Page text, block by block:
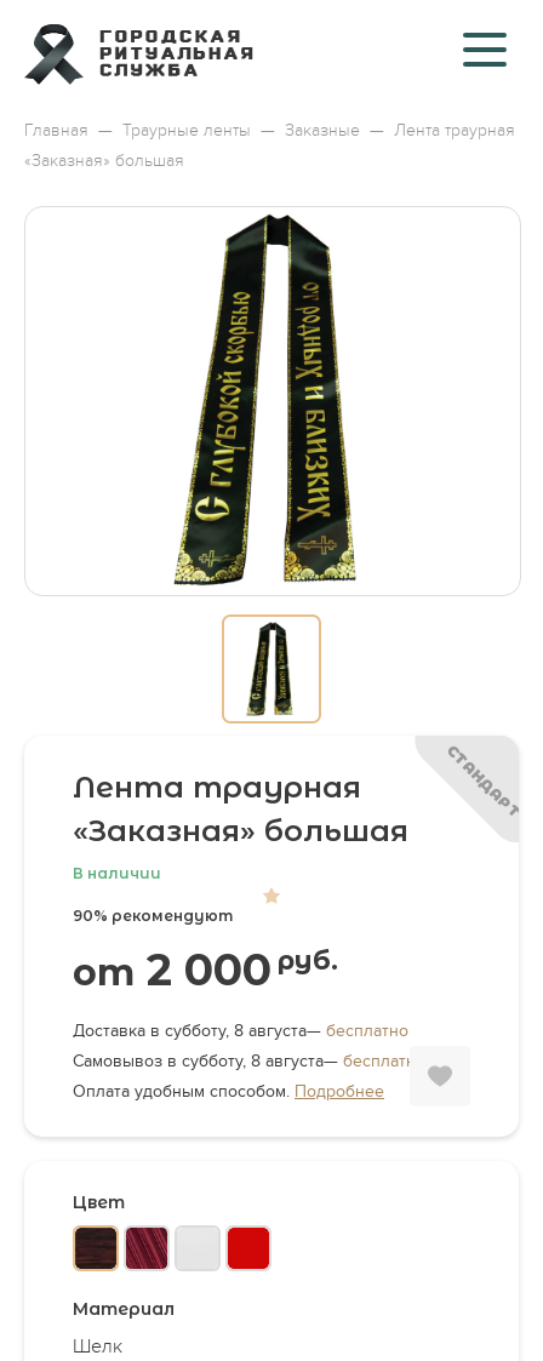
Главная — Траурные ленты — Заказные — Лента траурная
«Заказная» большая
СТАНДАРТ
Лента траурная
«Заказная» большая
В наличии
90% рекомендуют
от 2 000 руб.
Доставка в субботу, 8 августа— бесплатно
Самовывоз в субботу, 8 августа— бесплатно
Оплата удобным способом. Подробнее
Цвет
Материал
Шелк